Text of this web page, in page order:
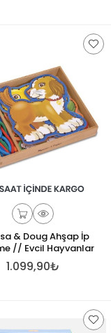
& Doug Ahşap İp
// Evcil Hayvanlar
1.099,90₺